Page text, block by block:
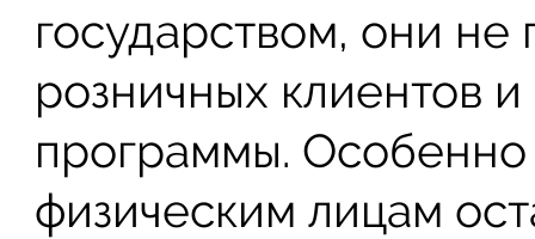
государством, они не
розничных клиентов
программы.
физическим лицам